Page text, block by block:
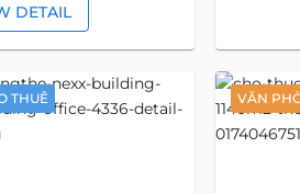
DETAIL
THUÊ VĂN